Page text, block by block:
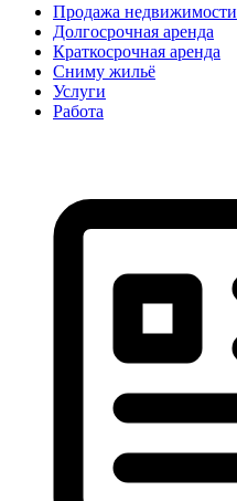
Продажа недвижимости
Долгосрочная аренда
Краткосрочная аренда
Сниму жильё
Услуги
Работа